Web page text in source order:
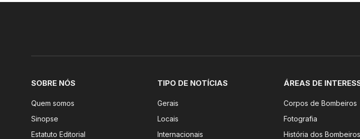
SOBRE NÓS
Quem somos
Sinopse
Estatuto Editorial
TIPO DE NOTÍCIAS
Gerais
Locais
Internacionais
ÁREAS DE
Corpos de Bombeiros
Fotografia
História dos Bombeiros